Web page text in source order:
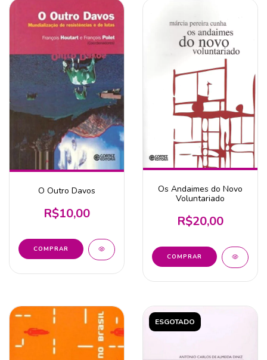
O Outro Davos
R$10,00
Os Andaimes do Novo
Voluntariado
R$20,00
ESGOTADO